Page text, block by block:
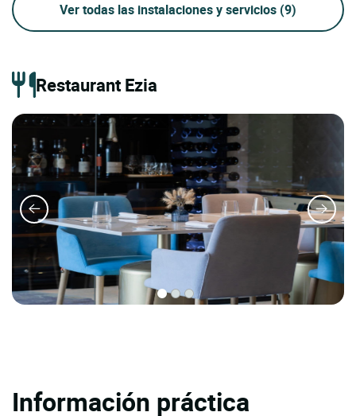
Ver todas las instalaciones y servicios (9)
Restaurant Ezia
Información práctica